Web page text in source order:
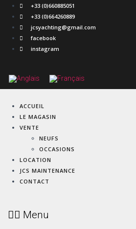
+33 (0)660885051
+33 (0)664260889
jcsyachting@gmail.com
facebook
instagram
ACCUEIL
LE MAGASIN
VENTE
NEUFS
OCCASIONS
LOCATION
JCS MAINTENANCE
CONTACT
Menu